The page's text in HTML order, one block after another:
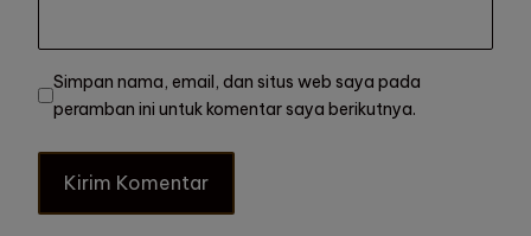
Simpan nama, email, dan situs web saya pada
peramban ini untuk komentar saya berikutnya.